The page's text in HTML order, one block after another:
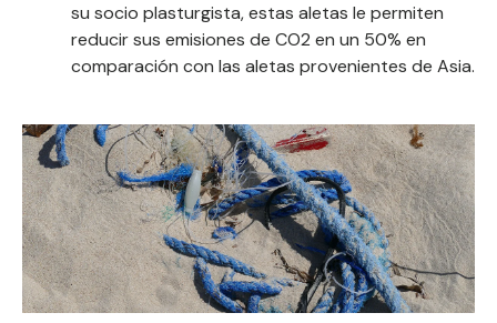
su socio plasturgista, estas aletas le permiten
reducir sus emisiones de CO2 en un 50% en
comparación con las aletas provenientes de Asia.